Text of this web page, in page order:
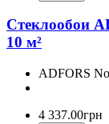
Стеклообои
10 м²
ADFORS
4 337.00грн